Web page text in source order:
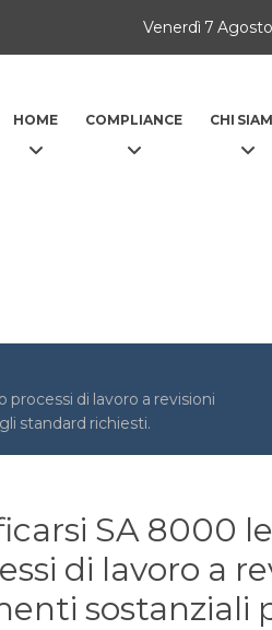
Venerdì 7
HOME COMPLIANCE CHI
di lavoro a revisioni
standard richiesti.
SA 8000
di lavoro a
sostanziali